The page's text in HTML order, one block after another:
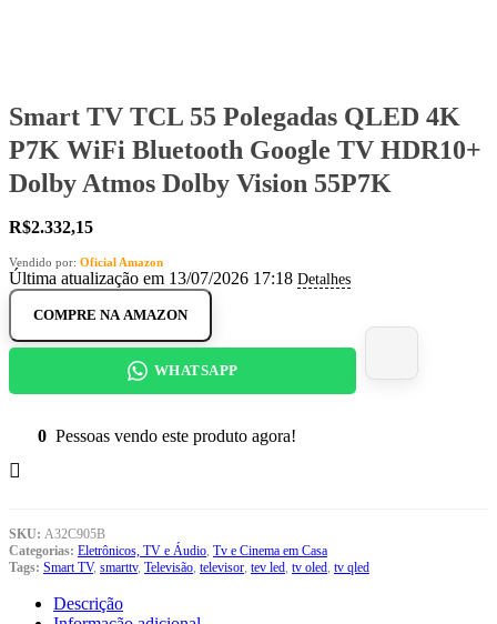
Smart TV TCL 55 Polegadas QLED 4K
P7K WiFi Bluetooth Google TV HDR10+
Dolby Atmos Dolby Vision 55P7K
R$2.332,15
Vendido por: Oficial Amazon
Última atualização em 13/07/2026 17:18 Detalhes
COMPRE NA AMAZON
WHATSAPP
0 Pessoas vendo este produto agora!
SKU: A32C905B
Categorias: Eletrônicos, TV e Áudio, Tv e Cinema em Casa
Tags: Smart TV, smarttv, Televisão, televisor, tev led, tv oled, tv qled
Descrição